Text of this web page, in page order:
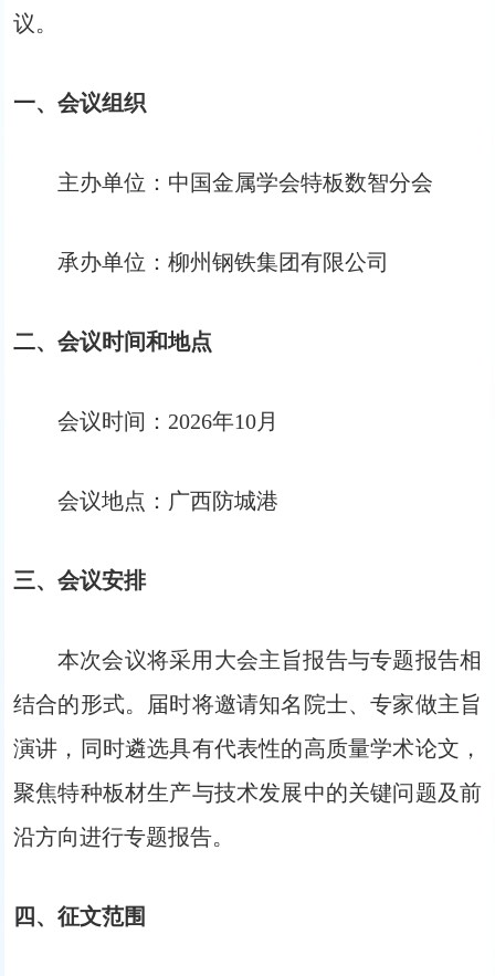
议。
一、会议组织
主办单位：中国金属学会特板数智分会
承办单位：柳州钢铁集团有限公司
二、会议时间和地点
会议时间：2026年10月
会议地点：广西防城港
三、会议安排
本次会议将采用大会主旨报告与专题报告相
结合的形式。届时将邀请知名院士、专家做主旨
演讲，同时遴选具有代表性的高质量学术论文，
聚焦特种板材生产与技术发展中的关键问题及前
沿方向进行专题报告。
四、征文范围